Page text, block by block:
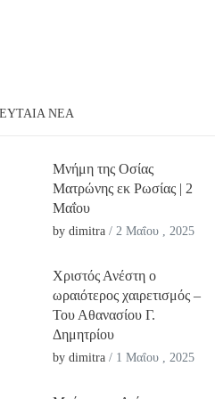
ΝΕΑ
Μνήμη της Οσίας
Ματρώνης εκ Ρωσίας | 2
Μαΐου
by dimitra / 2 Μαΐου , 2025
Χριστός Ανέστη ο
ωραιότερος χαιρετισμός –
Του Αθανασίου Γ.
Δημητρίου
by dimitra / 1 Μαΐου , 2025